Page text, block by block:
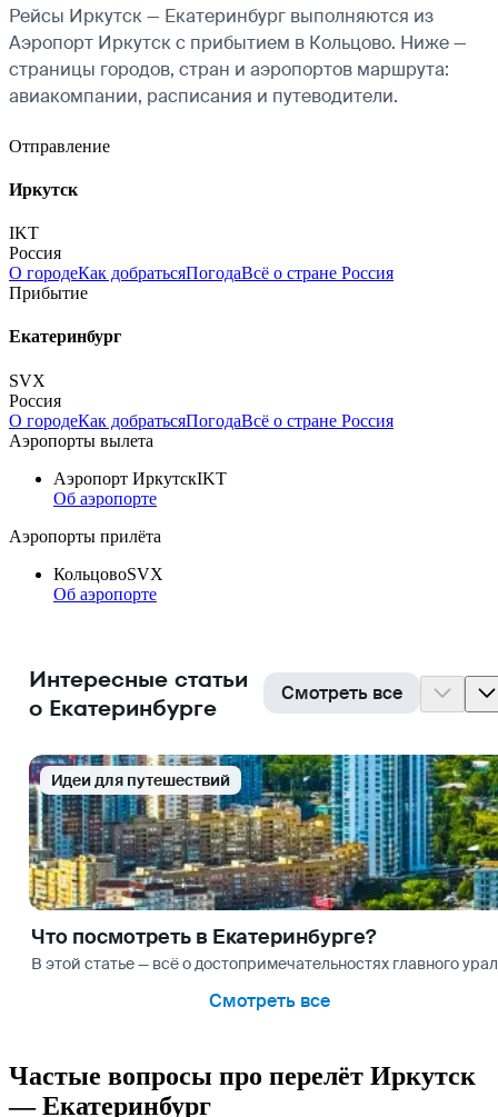
Рейсы Иркутск — Екатеринбург выполняются из
Аэропорт Иркутск с прибытием в Кольцово. Ниже —
страницы городов, стран и аэропортов маршрута:
авиакомпании, расписания и путеводители.
Отправление
Иркутск
IKT
Россия
О городеКак добратьсяПогодаВсё о стране Россия
Прибытие
Екатеринбург
SVX
Россия
О городеКак добратьсяПогодаВсё о стране Россия
Аэропорты вылета
Аэропорт ИркутскIKT
Об аэропорте
Аэропорты прилёта
КольцовоSVX
Об аэропорте
Интересные статьи
о Екатеринбурге
Смотреть все
Идеи для путешествий
Что посмотреть в Екатеринбурге?
В этой статье — всё о достопримечательностях главного
Смотреть все
Частые вопросы про перелёт Иркутск
— Екатеринбург